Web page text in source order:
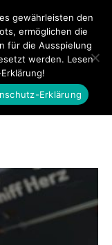
gewährleisten den
ermöglichen die
für die Ausspielung
werden. Lesen
Erklärung